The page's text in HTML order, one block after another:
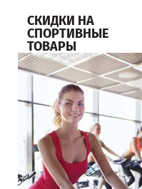
СКИДКИ НА
СПОРТИВНЫЕ
ТОВАРЫ